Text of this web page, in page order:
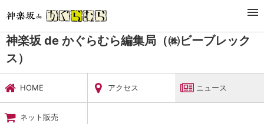
暮らし・娯楽
神楽坂 de かぐらむら編集局（㈱ビーブレックス）
ニュース
神楽坂 de かぐらむら編集局（㈱ビーブレック
ス）
HOME アクセス ニュース
ネット販売